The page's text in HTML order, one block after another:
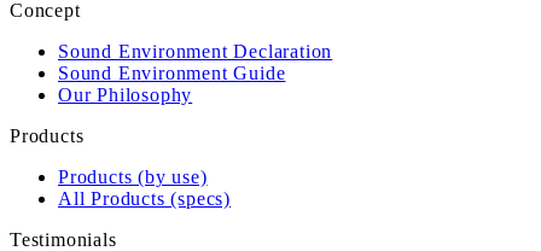
Concept
Sound Environment Declaration
Sound Environment Guide
Our Philosophy
Products
Products (by use)
All Products (specs)
Testimonials